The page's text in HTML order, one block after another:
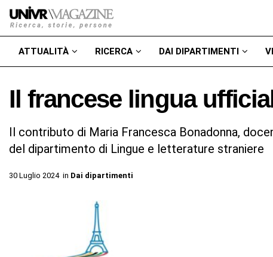
ATTUALITÀ RICERCA DAI DIPARTIMENTI
Il francese lingua
Il contributo di Maria Francesca Bonadonna,
del dipartimento di Lingue e letterature straniere
30 Luglio 2024 in Dai dipartimenti